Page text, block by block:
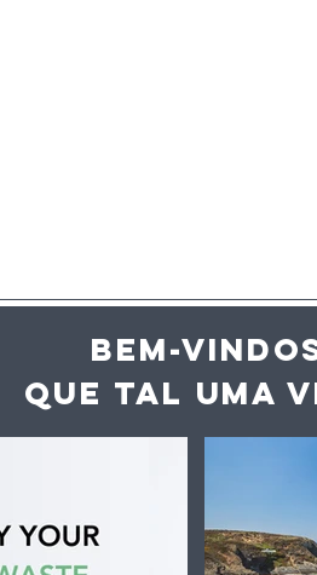
UE regista mais de 3700
indicações geográficas,
BEM-
QUE TAL UMA